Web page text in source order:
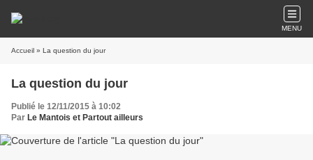
MENU
Accueil » La question du jour
La question du jour
Publié le 12/11/2015 à 10:02
Par Le Mantois et Partout ailleurs